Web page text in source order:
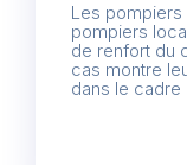
Les
pompiers
de renfort du
cas montre
dans le cadre